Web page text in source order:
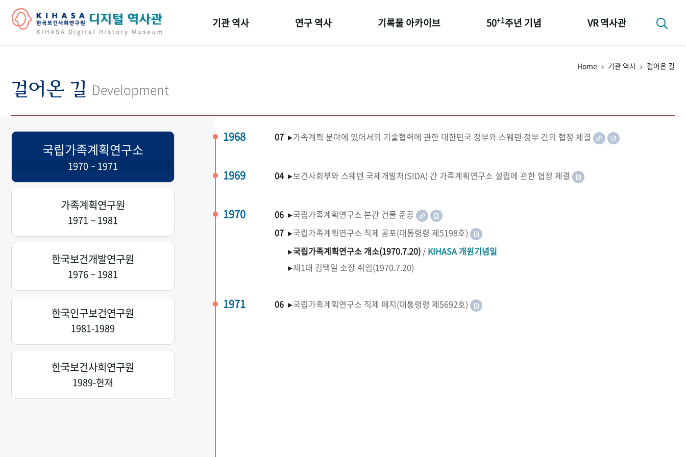
기관 역사 연구 역사 기록물 아카이브 50+1주년 기념 VR 역사관
Home 기관 역사 걸어온 길
걸어온 길 Development
국립가족계획연구소
1970 ~ 1971
가족계획연구원
1971 ~ 1981
한국보건개발연구원
1976 ~ 1981
한국인구보건연구원
1981-1989
한국보건사회연구원
1989-현재
1968 07 ▸가족계획 분야에 있어서의 기술협력에 관한 대한민국 정부와 스웨덴 정부 간의 협정 체결
1969 04 ▸보건사회부와 스웨덴 국제개발처(SIDA) 간 가족계획연구소 설립에 관한 협정 체결
1970 06 ▸국립가족계획연구소 본관 건물 준공
07 ▸국립가족계획연구소 직제 공포(대통령령 제5198호)
▸국립가족계획연구소 개소(1970.7.20) / KIHASA 개원기념일
▸제1대 김택일 소장 취임(1970.7.20)
1971 06 ▸국립가족계획연구소 직제 폐지(대통령령 제5692호)